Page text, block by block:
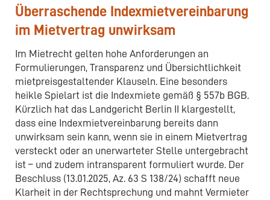
Überraschende Indexmietvereinbarung
im Mietvertrag unwirksam
Im Mietrecht gelten hohe Anforderungen an
Formulierungen, Transparenz und Übersichtlichkeit
mietpreisgestaltender Klauseln. Eine besonders
heikle Spielart ist die Indexmiete gemäß § 557b BGB.
Kürzlich hat das Landgericht Berlin II klargestellt,
dass eine Indexmietvereinbarung bereits dann
unwirksam sein kann, wenn sie in einem Mietvertrag
versteckt oder an unerwarteter Stelle untergebracht
ist – und zudem intransparent formuliert wurde. Der
Beschluss (13.01.2025, Az. 63 S 138/24) schafft neue
Klarheit in der Rechtsprechung und mahnt Vermieter